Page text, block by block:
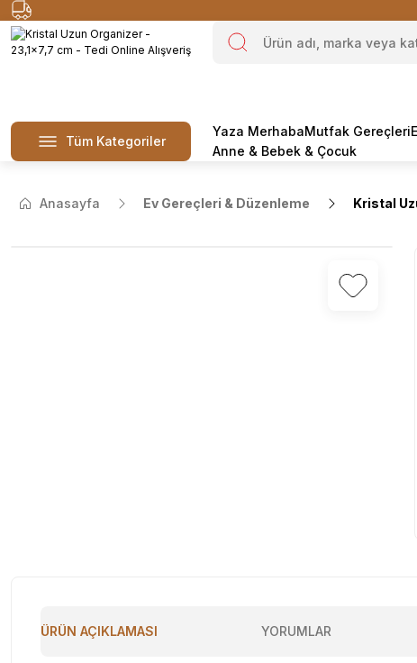
Tüm Kategoriler
Yaza MerhabaMutfak Gereçleri
Anne & Bebek & Çocuk
Anasayfa Ev Gereçleri & Düzenleme Kristal
ÜRÜN AÇIKLAMASI YORUMLAR